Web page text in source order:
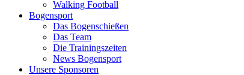
Walking Football
Bogensport
Das Bogenschießen
Das Team
Die Trainingszeiten
News Bogensport
Unsere Sponsoren